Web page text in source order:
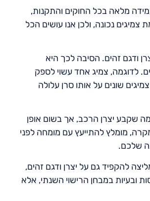
מלאה בכל החוקים והתקנות,
נכונה, ולכן אנו עושים הכל
ודגם זהים. הסיבה לכך היא
לדוגמה, צמיג אחד עשוי לספק
שונים על אותו סרן עלולה
שקבע יצרן הרכב, אך בשום אופן
מומלץ להתייעץ עם מומחה לפני
שלכם.
להקפיד גם על יצרן ודגם זהים,
ובעיות במבחן הרישוי השנתי, אלא